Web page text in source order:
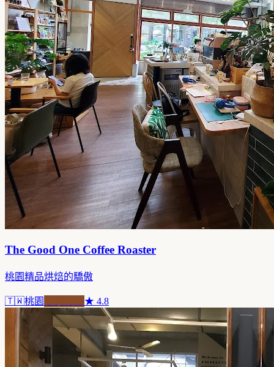
The Good One Coffee Roaster
桃園精品烘焙的驕傲
🇹🇼桃園 ★ 4.8